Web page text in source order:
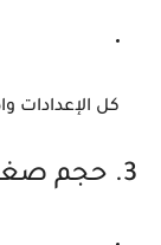
كل الإعدادات
3. حجم صغير وأداء سريع